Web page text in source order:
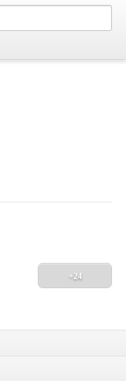
+24